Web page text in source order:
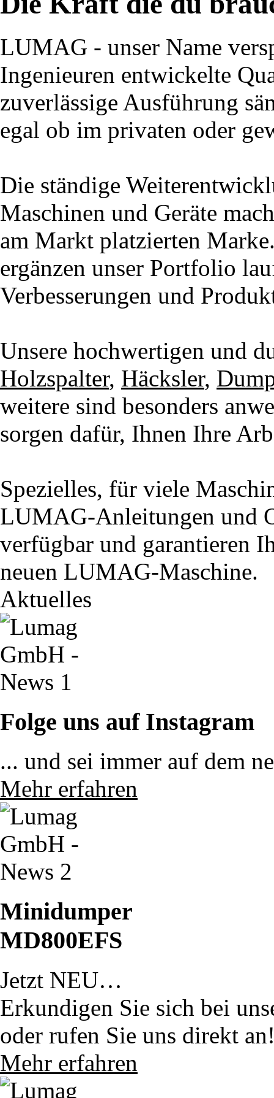
LUMAG - unser Name
Ingenieuren entwickelte
zuverlässige Ausführung
egal ob im privaten oder
Die ständige
Maschinen und Geräte
am Markt platzierten
ergänzen unser Portfolio
Verbesserungen und
Unsere hochwertigen und
Holzspalter, Häcksler,
weitere sind besonders
sorgen dafür, Ihnen Ihre
Spezielles, für viele
LUMAG-Anleitungen und
verfügbar und garantieren
neuen LUMAG-Maschine.
Aktuelles
Folge uns auf Instagram
... und sei immer auf dem
Mehr erfahren
Minidumper
MD800EFS
Jetzt NEU…
Erkundigen Sie sich bei
oder rufen Sie uns direkt
Mehr erfahren